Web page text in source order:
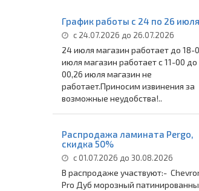
График работы с 24 по 26 июля
с 24.07.2026 до 26.07.2026
24 июля магазин работает до 18-
июля магазин работает с 11-00 до
00,26 июля магазин не
работает.Приносим извинения за
возможные неудобства!..
Распродажа ламината Pergo,
скидка 50%
с 01.07.2026 до 30.08.2026
В распродаже участвуют:-
Pro Дуб морозный